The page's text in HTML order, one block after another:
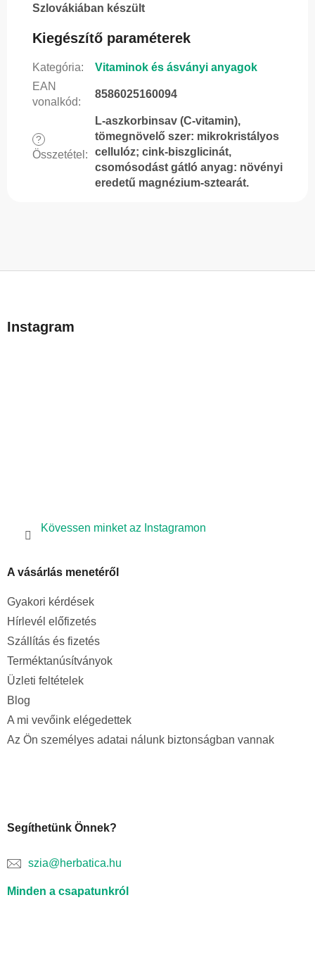
Szlovákiában készült
Kiegészítő paraméterek
Kategória:
Vitaminok és ásványi anyagok
EAN
vonalkód:
8586025160094
?
Összetétel :
L-aszkorbinsav (C-vitamin),
tömegnövelő szer: mikrokristályos
cellulóz; cink-biszglicinát,
csomósodást gátló anyag: növényi
eredetű magnézium-sztearát.
bInstagram
Kövessen minket az Instagramon
A vásárlás menetéről
Gyakori kérdések
Hírlevél előfizetés
Szállítás és fizetés
Terméktanúsítványok
Üzleti feltételek
Blog
A mi vevőink elégedettek
Az Ön személyes adatai nálunk biztonságban vannak
Segíthetünk Önnek?
szia@herbatica.hu
Minden a csapatunkról